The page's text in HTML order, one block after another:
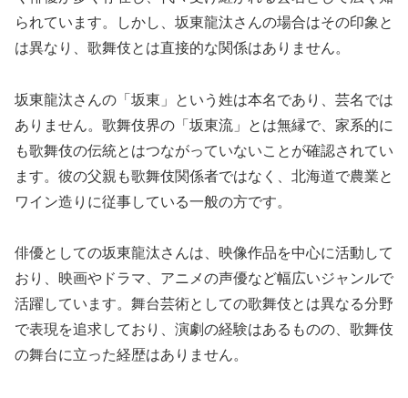
られています。しかし、坂東龍汰さんの場合はその印象と
は異なり、歌舞伎とは直接的な関係はありません。
坂東龍汰さんの「坂東」という姓は本名であり、芸名では
ありません。歌舞伎界の「坂東流」とは無縁で、家系的に
も歌舞伎の伝統とはつながっていないことが確認されてい
ます。彼の父親も歌舞伎関係者ではなく、北海道で農業と
ワイン造りに従事している一般の方です。
俳優としての坂東龍汰さんは、映像作品を中心に活動して
おり、映画やドラマ、アニメの声優など幅広いジャンルで
活躍しています。舞台芸術としての歌舞伎とは異なる分野
で表現を追求しており、演劇の経験はあるものの、歌舞伎
の舞台に立った経歴はありません。